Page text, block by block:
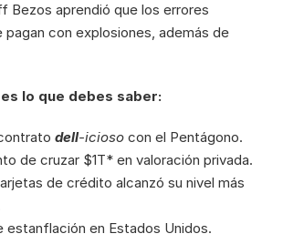
Bezos aprendió que los errores
pagan con explosiones, además de
lo que debes saber:
dell-icioso con el Pentágono.
de cruzar $1T* en valoración privada.
de crédito alcanzó su nivel más
estanflación en Estados Unidos.